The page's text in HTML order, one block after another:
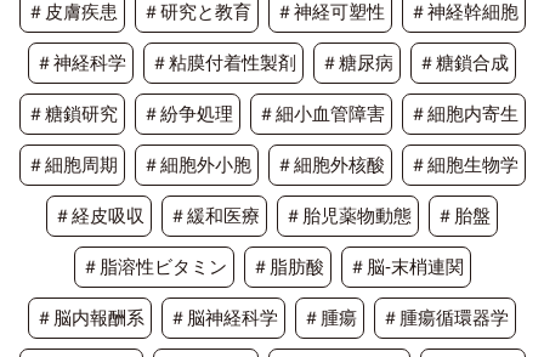
＃皮膚疾患 ＃研究と教育 ＃神経可塑性 ＃神経幹細胞
＃神経科学 ＃粘膜付着性製剤 ＃糖尿病 ＃糖鎖合成
＃糖鎖研究 ＃紛争処理 ＃細小血管障害 ＃細胞内寄生
＃細胞周期 ＃細胞外小胞 ＃細胞外核酸 ＃細胞生物学
＃経皮吸収 ＃緩和医療 ＃胎児薬物動態 ＃胎盤
＃脂溶性ビタミン ＃脂肪酸 ＃脳-末梢連関
＃脳内報酬系 ＃脳神経科学 ＃腫瘍 ＃腫瘍循環器学